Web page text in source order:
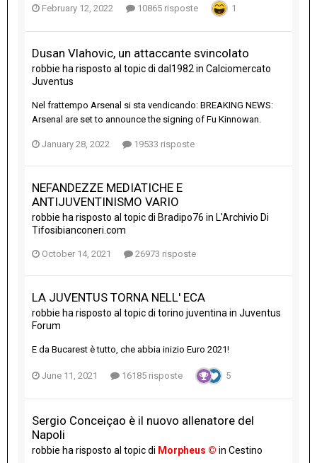
February 12, 2022 10865 risposte 1
Dusan Vlahovic, un attaccante svincolato
robbie ha risposto al topic di dal1982 in Calciomercato
Juventus
Nel frattempo Arsenal si sta vendicando: BREAKING NEWS:
Arsenal are set to announce the signing of Fu Kinnowan.
January 28, 2022 19533 risposte
NEFANDEZZE MEDIATICHE E
ANTIJUVENTINISMO VARIO
robbie ha risposto al topic di Bradipo76 in L'Archivio Di
Tifosibianconeri.com
October 14, 2021 26973 risposte
LA JUVENTUS TORNA NELL' ECA
robbie ha risposto al topic di torino juventina in Juventus
Forum
E da Bucarest è tutto, che abbia inizio Euro 2021!
June 11, 2021 16185 risposte 5
Sergio Conceiçao è il nuovo allenatore del
Napoli
robbie ha risposto al topic di Morpheus © in Cestino